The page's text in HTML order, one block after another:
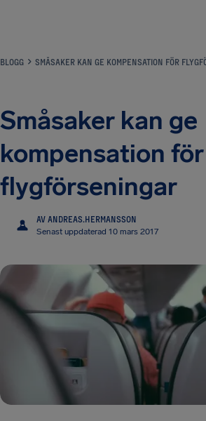
BLOGG SMÅSAKER KAN GE KOMPENSATION FÖR
Småsaker kan ge
kompensation för
flygförseningar
A
AV ANDREAS.HERMANSSON
Senast uppdaterad 10 mars 2017